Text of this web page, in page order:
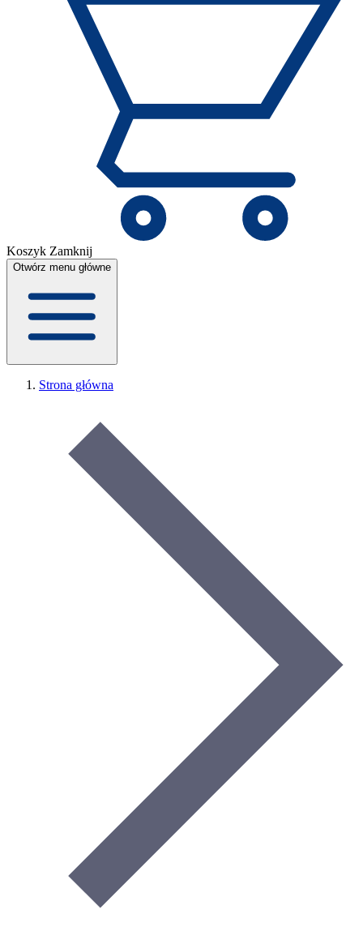
Koszyk Zamknij
Otwórz menu główne
Strona główna